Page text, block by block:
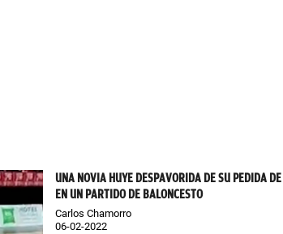
UNA NOVIA HUYE DESPAVORIDA DE SU PEDIDA
EN UN PARTIDO DE BALONCESTO
Carlos Chamorro
06-02-2022